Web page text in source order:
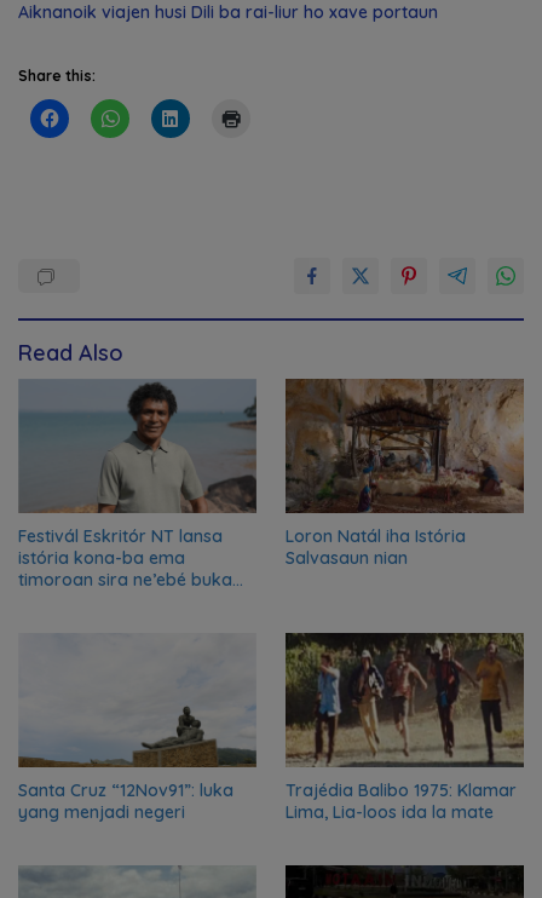
Aiknanoik viajen husi Dili ba rai-liur ho xave portaun
Share this:
Read Also
Festivál Eskritór NT lansa
istória kona-ba ema
timoroan sira ne’ebé buka
Loron Natál iha Istória
Salvasaun nian
Santa Cruz “12Nov91”: luka
yang menjadi negeri
Trajédia Balibo 1975: Klamar
Lima, Lia-loos ida la mate